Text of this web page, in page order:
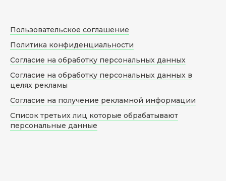
Пользовательское соглашение
Политика конфиденциальности
Согласие на обработку персональных данных
Согласие на обработку персональных данных в
целях рекламы
Согласие на получение рекламной информации
Список третьих лиц которые обрабатывают
персональные данные